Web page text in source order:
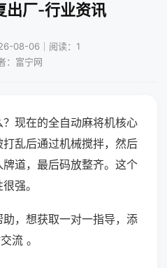
出厂-行业资讯
08-06｜阅读：1
：富宁网
现在的全自动麻将机核心
乱后通过机械搅拌，然后
道，最后码放整齐。这个
强。
，想获取一对一指导，添
流 。